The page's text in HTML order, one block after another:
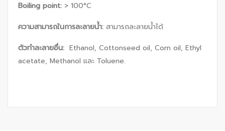
Boiling point: > 100°C
ความสามารถในการละลายน้ำ: สามารถละลายน้ำได้
ตัวทำละลายอื่น: Ethanol, Cottonseed oil, Corn oil, Ethyl
acetate, Methanol และ Toluene.